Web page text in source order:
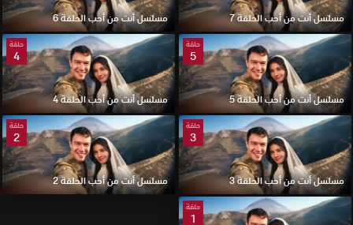
مسلسل أنت من أحب الحلقة 7 مسلسل أنت من أحب الحلقة 6
حلقة
5
مسلسل أنت من أحب الحلقة 5
حلقة
4
مسلسل أنت من أحب الحلقة 4
حلقة
3
مسلسل أنت من أحب الحلقة 3
حلقة
2
مسلسل أنت من أحب الحلقة 2
حلقة
1